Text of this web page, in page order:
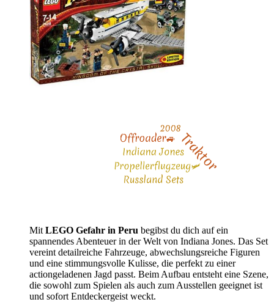
Mit LEGO Gefahr in Peru begibst du dich auf ein
spannendes Abenteuer in der Welt von Indiana Jones. Das Set
vereint detailreiche Fahrzeuge, abwechslungsreiche Figuren
und eine stimmungsvolle Kulisse, die perfekt zu einer
actiongeladenen Jagd passt. Beim Aufbau entsteht eine Szene,
die sowohl zum Spielen als auch zum Ausstellen geeignet ist
und sofort Entdeckergeist weckt.